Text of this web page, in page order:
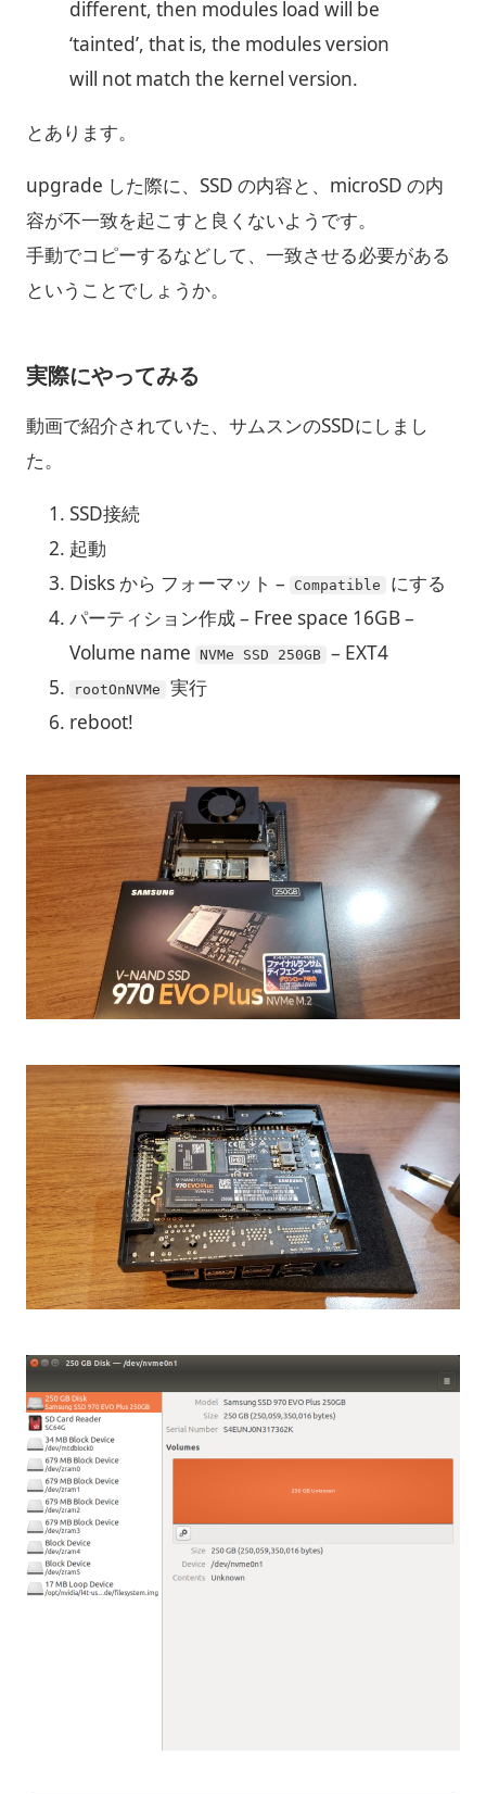
different, then modules load will be
‘tainted’, that is, the modules version
will not match the kernel version.
とあります。
upgrade した際に、SSD の内容と、microSD の内
容が不一致を起こすと良くないようです。
手動でコピーするなどして、一致させる必要がある
ということでしょうか。
実際にやってみる
動画で紹介されていた、サムスンのSSDにしまし
た。
SSD接続
起動
Disks から フォーマット –
Compatible
にする
パーティション作成 – Free space 16GB –
Volume name
NVMe SSD 250GB – EXT4
rootOnNVMe
実行
reboot!